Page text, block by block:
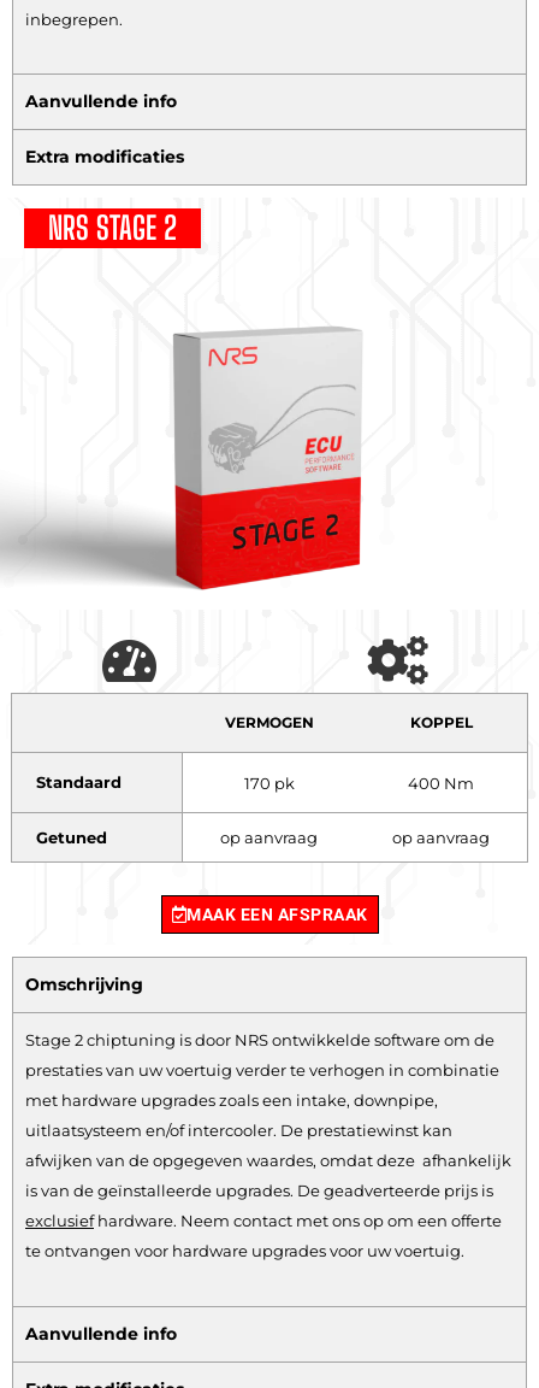
inbegrepen.
Aanvullende info
Extra modificaties
NRS STAGE 2
VERMOGEN KOPPEL
Standaard 170 pk 400 Nm
Getuned op aanvraag op aanvraag
MAAK EEN AFSPRAAK
Omschrijving
Stage 2 chiptuning is door NRS ontwikkelde software om de
prestaties van uw voertuig verder te verhogen in combinatie
met hardware upgrades zoals een intake, downpipe,
uitlaatsysteem en/of intercooler. De prestatiewinst kan
afwijken van de opgegeven waardes, omdat deze afhankelijk
is van de geïnstalleerde upgrades. De geadverteerde prijs is
exclusiefhardware. Neem contact met ons op om een offerte
te ontvangen voor hardware upgrades voor uw voertuig.
Aanvullende info